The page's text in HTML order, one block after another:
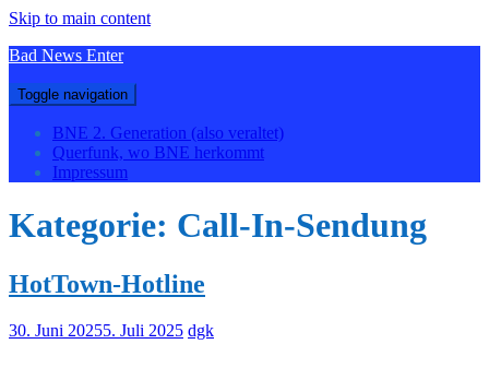
Skip to main content
Bad News Enter
Toggle navigation
BNE 2. Generation (also veraltet)
Querfunk, wo BNE herkommt
Impressum
Kategorie: Call-In-Sendung
HotTown-Hotline
30. Juni 20255. Juli 2025 dgk